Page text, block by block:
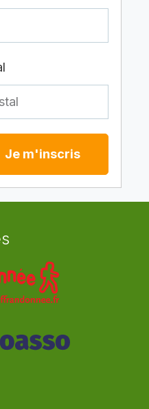
Je m'inscris